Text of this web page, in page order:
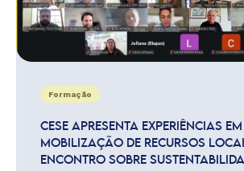
Formação
CESE APRESENTA EXPERIÊNCIAS EM
MOBILIZAÇÃO DE RECURSOS
ENCONTRO SOBRE